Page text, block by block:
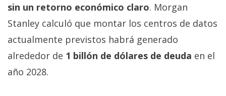
sin un retorno económico claro. Morgan
Stanley calculó que montar los centros de datos
actualmente previstos habrá generado
alrededor de 1 billón de dólares de deuda en el
año 2028.